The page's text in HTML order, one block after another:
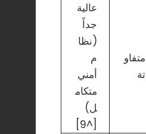
متفاو
تة
عالية
جداً
(نظا
م
أمني
متكام
ل)
[^9]